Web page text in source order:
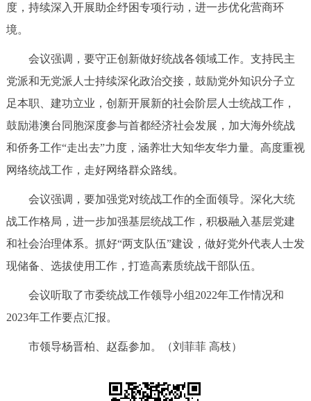
ESPAÑOL العربية PORTUGUÊS
ITALIANO
回到顶部
度，持续深入开展助企纾困专项行动，进一步优化营商环
境。
会议强调，要守正创新做好统战各领域工作。支持民主
党派和无党派人士持续深化政治交接，鼓励党外知识分子立
足本职、建功立业，创新开展新的社会阶层人士统战工作，
鼓励港澳台同胞深度参与首都经济社会发展，加大海外统战
和侨务工作“走出去”力度，涵养壮大知华友华力量。高度重视
网络统战工作，走好网络群众路线。
会议强调，要加强党对统战工作的全面领导。深化大统
战工作格局，进一步加强基层统战工作，积极融入基层党建
和社会治理体系。抓好“两支队伍”建设，做好党外代表人士发
现储备、选拔使用工作，打造高素质统战干部队伍。
会议听取了市委统战工作领导小组2022年工作情况和
2023年工作要点汇报。
市领导杨晋柏、赵磊参加。（刘菲菲 高枝）